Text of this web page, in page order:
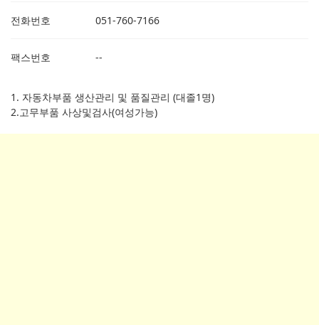
전화번호 051-760-7166
팩스번호 --
1. 자동차부품 생산관리 및 품질관리 (대졸1명)
2.고무부품 사상및검사(여성가능)